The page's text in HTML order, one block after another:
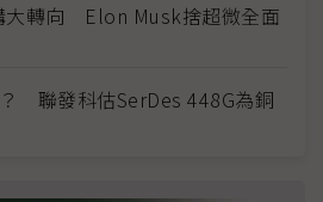
大轉向 Elon Musk捨超微全面
聯發科估SerDes 448G為銅